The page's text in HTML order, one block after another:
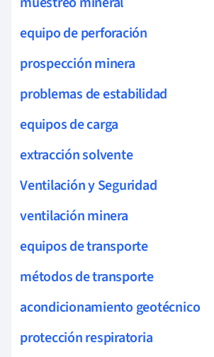
equipo de perforación
prospección minera
problemas de estabilidad
equipos de carga
extracción solvente
Ventilación y Seguridad
ventilación minera
equipos de transporte
métodos de transporte
acondicionamiento geotécnico
protección respiratoria